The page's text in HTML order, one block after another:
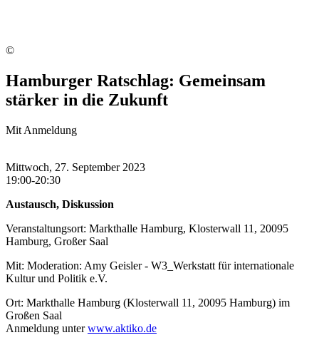
©
Hamburger Ratschlag: Gemeinsam
stärker in die Zukunft
Mit Anmeldung
Mittwoch, 27. September 2023
19:00-20:30
Austausch, Diskussion
Veranstaltungsort: Markthalle Hamburg, Klosterwall 11, 20095
Hamburg, Großer Saal
Mit: Moderation: Amy Geisler - W3_Werkstatt für internationale
Kultur und Politik e.V.
Ort: Markthalle Hamburg (Klosterwall 11, 20095 Hamburg) im
Großen Saal
Anmeldung unterwww.aktiko.de